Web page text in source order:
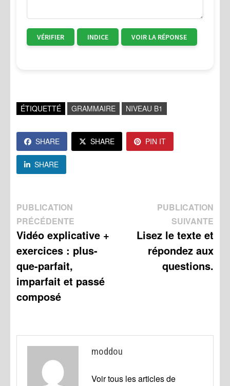
VÉRIFIER INDICE VOIR LA RÉPONSE
ÉTIQUETTÉ GRAMMAIRE NIVEAU B1
SHARE SHARE PIN IT
SHARE
Navigation
de
l’article
PUBLICATION
PRÉCÉDENTEPublication
précédente :
Vidéo explicative +
exercices : plus-
que-parfait,
imparfait et passé
composé
PUBLICATION
SUIVANTE
Lisez le texte et
répondez aux
questions.
moddou
Voir tous les articles de